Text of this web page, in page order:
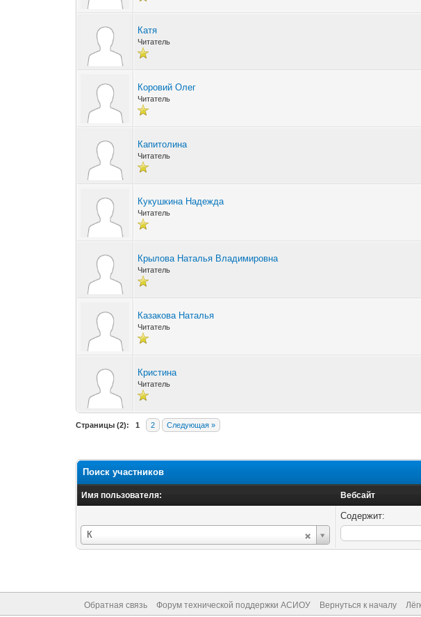
Катя
Читатель
Коровий Олег
Читатель
Капитолина
Читатель
Кукушкина Надежда
Читатель
Крылова Наталья Владимировна
Читатель
Казакова Наталья
Читатель
Кристина
Читатель
Страницы (2): 1 2 Следующая »
Поиск участников
Имя пользователя: Вебсайт
К
Имя
пользователя:
Содержит:
Обратная связь Форум технической поддержки АСИОУ Вернуться к началу